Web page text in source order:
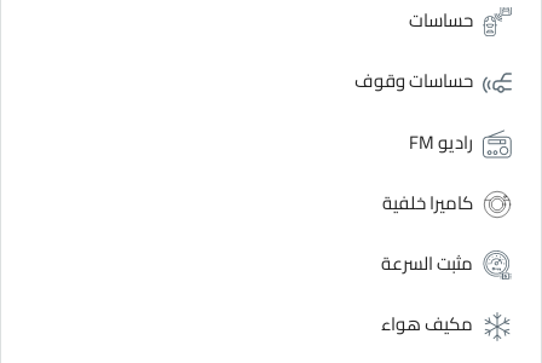
حساسات
حساسات وقوف
راديو FM
كاميرا خلفية
مثبت السرعة
مكيف هواء